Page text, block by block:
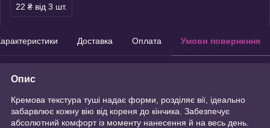
22 ₴ від 3 шт.
Доставка Оплата Умови повернення
Опис
Кремова текстура туші надає форми, розділяє вії, ідеально
забарвлює кожну вію від кореня до кінчика. Забезпечує
абсолютний комфорт із моменту нанесення й на весь день.